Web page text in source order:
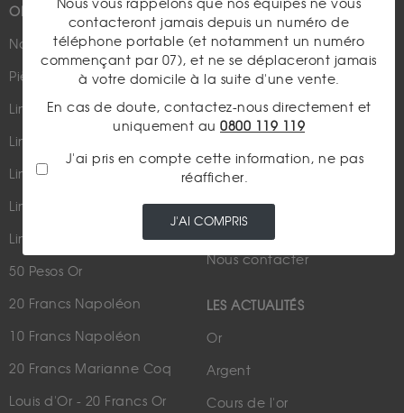
OR
Nouveautés
Pièces d'or d'investissement
Lingots et lingotins
Lingot 1Kg Or
Lingot 100g Or
Lingotin 1 Once Or
Lingotin 1g Or
50 Pesos Or
20 Francs Napoléon
10 Francs Napoléon
20 Francs Marianne Coq
Louis d'Or - 20 Francs Or
PLUS D'INFOS
Suivez-nous
Parutions dans les médias
Plan du site
Nous contacter
LES ACTUALITÉS
Or
Argent
Cours de l'or
Nous vous rappelons que nos équipes ne vous
contacteront jamais depuis un numéro de
téléphone portable (et notamment un numéro
commençant par 07), et ne se déplaceront jamais
à votre domicile à la suite d'une vente.
En cas de doute, contactez-nous directement et
uniquement au 0800 119 119
J'ai pris en compte cette information, ne pas
réafficher.
J'AI COMPRIS